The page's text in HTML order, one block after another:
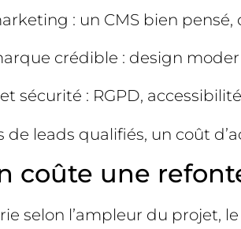
: un CMS bien
crédible : design
sécurité : RGPD,
de leads qualifiés, un coût
coûte une
selon l’ampleur du projet,